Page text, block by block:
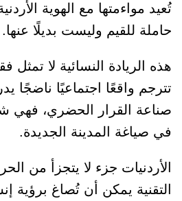
تُعيد مواءمتها مع الهوية
حاملة للقيم وليست بديلًا عنها.
هذه الريادة النسائية لا تمثل
تترجم واقعًا اجتماعيًا ناضجًا
صناعة القرار الحضري، فهي
في صياغة المدينة الجديدة.
الأردنيات جزء لا يتجزأ من
التقنية يمكن أن تُصاغ برؤية